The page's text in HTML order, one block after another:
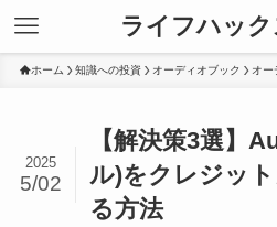
ライフハッ
ホーム 知識への投資 オーディオブック オー
【解決策3選】
ル)をクレジッ
る方法
2025
5/02